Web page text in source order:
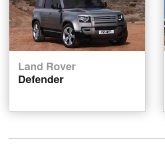
Land Rover
Defender